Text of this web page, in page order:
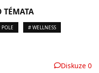
TÉMATA
# WELLNESS
Diskuze 0